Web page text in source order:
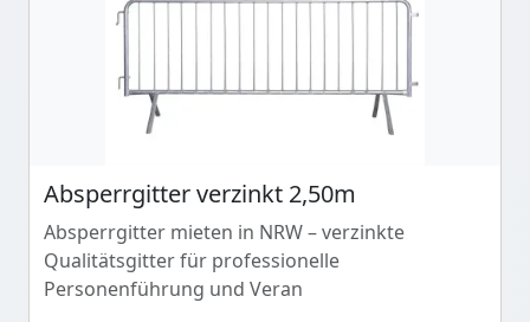
Absperrgitter verzinkt 2,50m
Absperrgitter mieten in NRW – verzinkte
Qualitätsgitter für professionelle
Personenführung und Veran